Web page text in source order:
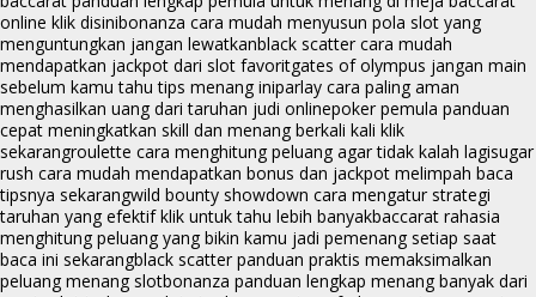
online klik disinibonanza cara mudah menyusun pola slot yang
menguntungkan jangan lewatkanblack scatter cara mudah
mendapatkan jackpot dari slot favoritgates of olympus jangan main
sebelum kamu tahu tips menang iniparlay cara paling aman
menghasilkan uang dari taruhan judi onlinepoker pemula panduan
cepat meningkatkan skill dan menang berkali kali klik
sekarangroulette cara menghitung peluang agar tidak kalah lagisugar
rush cara mudah mendapatkan bonus dan jackpot melimpah baca
tipsnya sekarangwild bounty showdown cara mengatur strategi
taruhan yang efektif klik untuk tahu lebih banyakbaccarat rahasia
menghitung peluang yang bikin kamu jadi pemenang setiap saat
baca ini sekarangblack scatter panduan praktis memaksimalkan
peluang menang slotbonanza panduan lengkap menang banyak dari